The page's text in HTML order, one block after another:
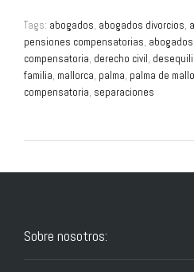
Tags: abogados, abogados divorcios,
pensiones compensatorias,
compensatoria, derecho civil,
familia, mallorca, palma, palma de
compensatoria, separaciones
Sobre nosotros: